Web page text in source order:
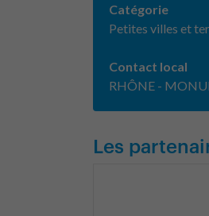
Catégorie
Petites villes et
Contact local
RHÔNE -
Les